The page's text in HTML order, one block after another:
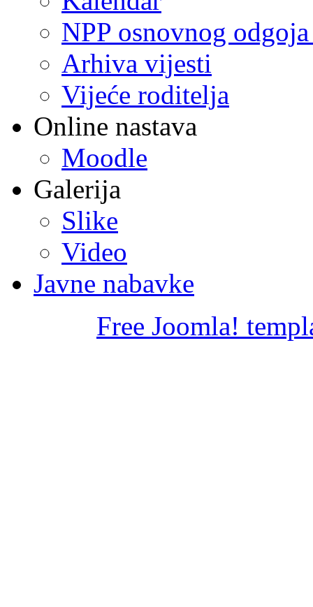
NPP osnovnog
Arhiva vijesti
Vijeće roditelja
Online nastava
Moodle
Galerija
Slike
Video
Javne nabavke
Free Joomla!